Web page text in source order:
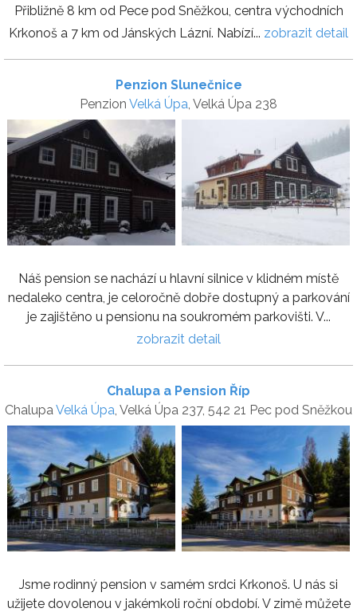
Přibližně 8 km od Pece pod Sněžkou, centra východních
Krkonoš a 7 km od Jánských Lázní. Nabízí... zobrazit detail
Penzion Slunečnice
Penzion Velká Úpa, Velká Úpa 238
Náš pension se nachází u hlavní silnice v klidném místě
nedaleko centra, je celoročně dobře dostupný a parkování
je zajištěno u pensionu na soukromém parkovišti. V...
zobrazit detail
Chalupa a Pension Říp
ChalupaVelká Úpa, Velká Úpa 237, 542 21 Pec pod Sněžkou
Jsme rodinný pension v samém srdci Krkonoš. U nás si
užijete dovolenou v jakémkoli roční období. V zimě můžete